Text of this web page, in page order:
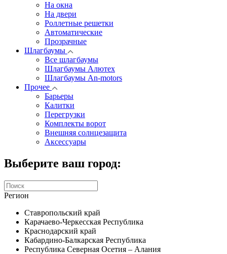
На окна
На двери
Роллетные решетки
Автоматические
Прозрачные
Шлагбаумы
Все шлагбаумы
Шлагбаумы Алютех
Шлагбаумы An-motors
Прочее
Барьеры
Калитки
Перегрузки
Комплекты ворот
Внешняя солнцезащита
Аксессуары
Выберите ваш город:
Регион
Ставропольский край
Карачаево-Черкесская Республика
Краснодарский край
Кабардино-Балкарская Республика
Республика Северная Осетия – Алания